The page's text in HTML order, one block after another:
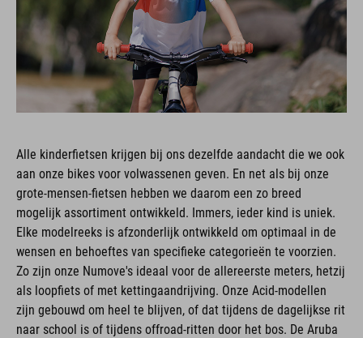
Alle kinderfietsen krijgen bij ons dezelfde aandacht die we ook
aan onze bikes voor volwassenen geven. En net als bij onze
grote-mensen-fietsen hebben we daarom een zo breed
mogelijk assortiment ontwikkeld. Immers, ieder kind is uniek.
Elke modelreeks is afzonderlijk ontwikkeld om optimaal in de
wensen en behoeftes van specifieke categorieën te voorzien.
Zo zijn onze Numove's ideaal voor de allereerste meters, hetzij
als loopfiets of met kettingaandrijving. Onze Acid-modellen
zijn gebouwd om heel te blijven, of dat tijdens de dagelijkse rit
naar school is of tijdens offroad-ritten door het bos. De Aruba